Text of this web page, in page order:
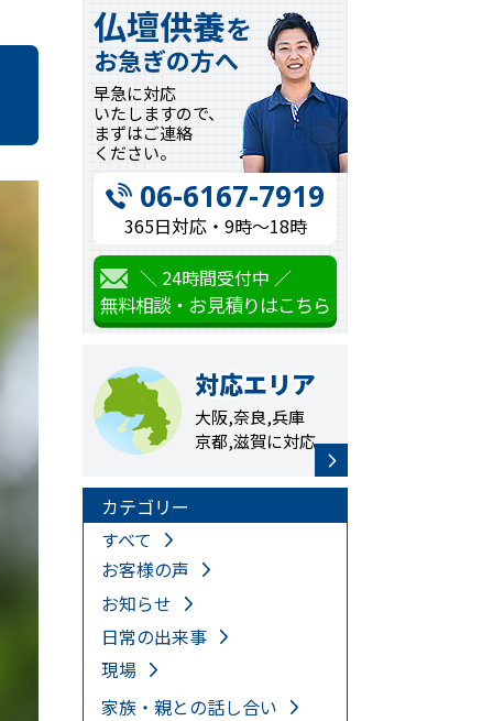
仏壇供養を
お急ぎの方へ
早急に対応
いたしますので、
まずはご連絡
ください。
06-6167-7919
365日対応・9時〜18時
＼ 24時間受付中 ／
無料相談・お見積りはこちら
対応エリア
大阪,奈良,兵庫
京都,滋賀に対応
カテゴリー
すべて
お客様の声
お知らせ
日常の出来事
現場
家族・親との話し合い